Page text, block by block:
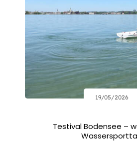
19/05/2026
Testival Bodensee –